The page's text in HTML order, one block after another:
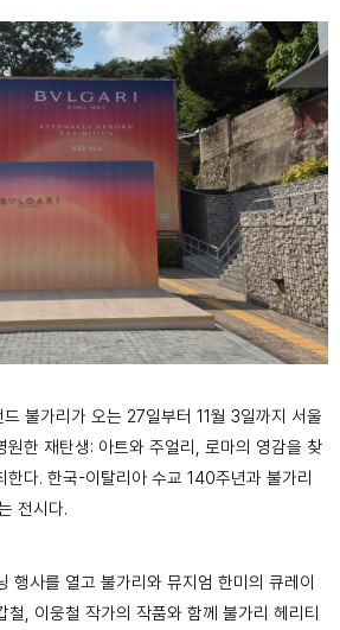
불가리가 오는 27일부터 11월 3일까지 서울
원한 재탄생: 아트와 주얼리, 로마의 영감을 찾
한다. 한국-이탈리아 수교 140주년과 불가리
전시다.
행사를 열고 불가리와 뮤지엄 한미의 큐레이
철, 이웅철 작가의 작품와 함께 불가리 헤리티